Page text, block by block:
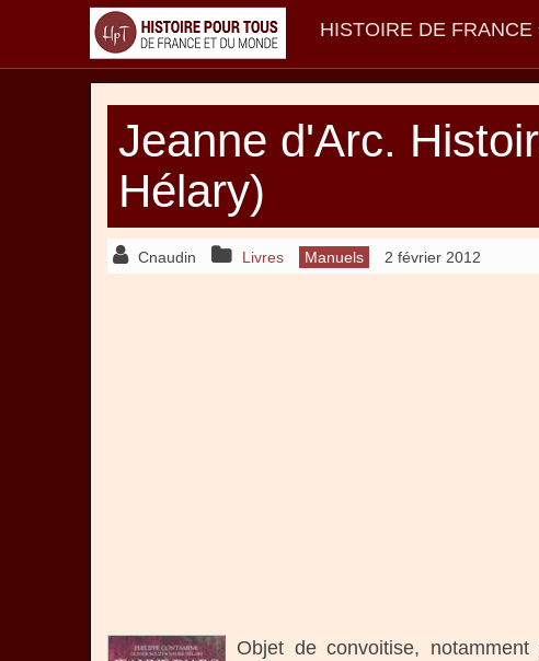
HISTOIRE DE FRANCE
Jeanne d'Arc.
Hélary)
Cnaudin Livres Manuels 2 février 2012
Objet de convoitise, notamment